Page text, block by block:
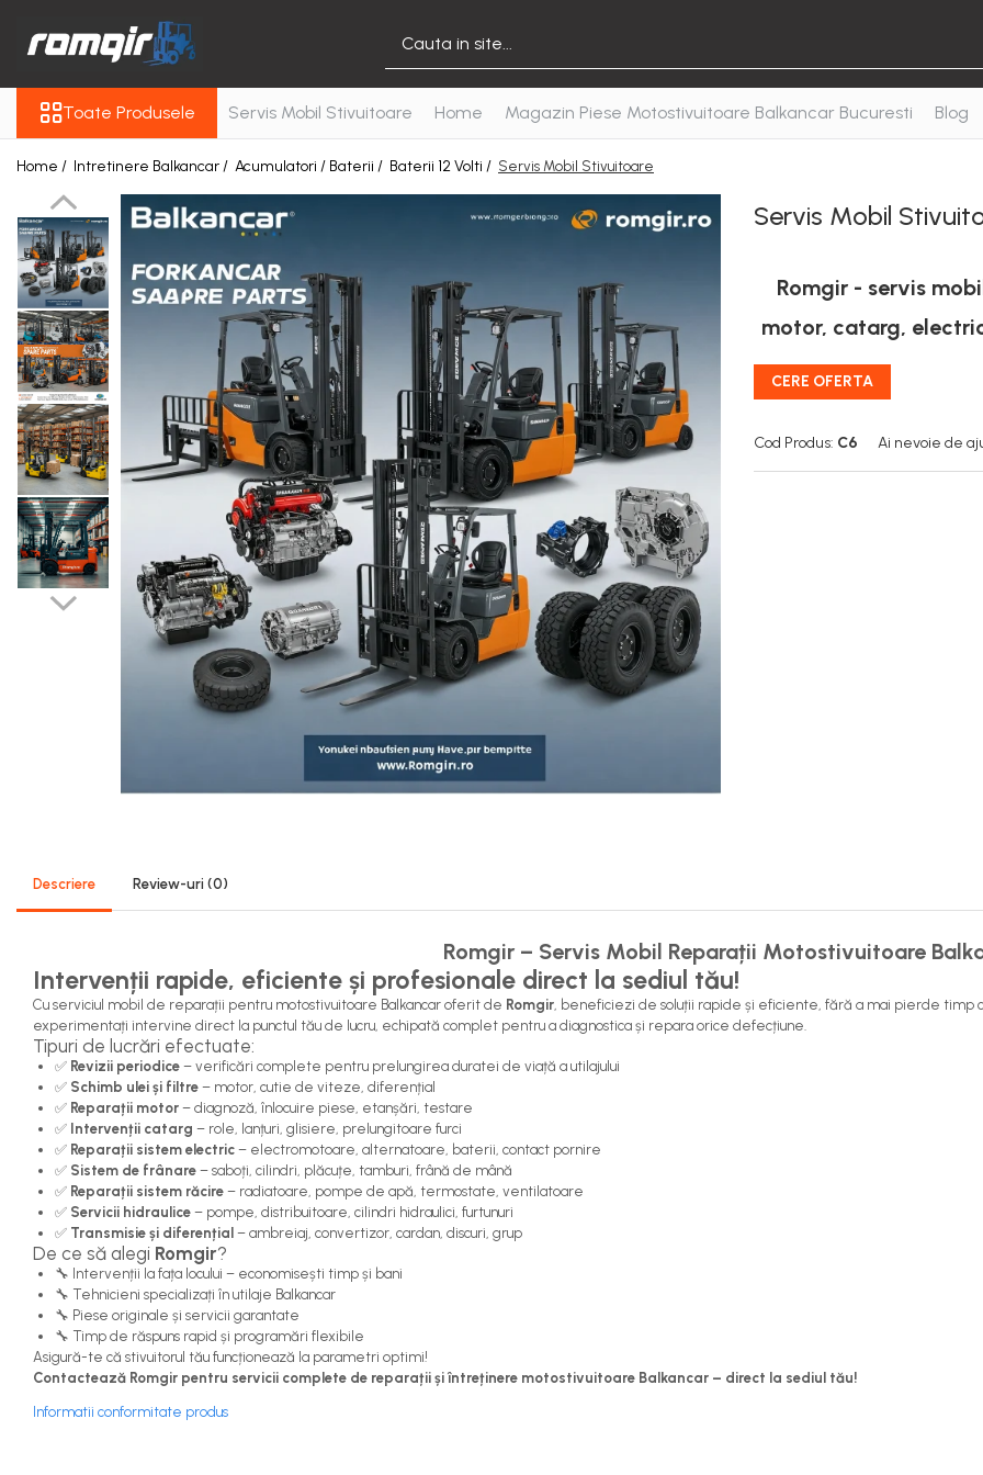
Toate Produsele
Piese Motor
Piese de Schimb Balkancar
Catarg Motostivuitor
Balkancar
Alte Piese Catarg
Role Catarg
Piese Punte Fata
Butuci Balkancar
Piese Grup Diferențial
Piese Punte Față Motostivuitor
Planetare Balkancar
Sistem Alimentare Balkancar
Diverse Piese Alimentare
Duze Injector
Injectoare Balkancar
Transmisie Balkancar
Capete de Bară Motostivuitor
Caseta Directie
Cilindrii Directie
Fuzete Stivuitor
Piese Directie Stivuitoare
Pivoți Direcție
Sistem Electric
Alternatoare Motostivuitor
Bujii Motostivuitoare
Contact Pornire
Electromotoare Stivuitor
Lampi Faruri si Proiectoare
Piese Electrice Motostivuitor
Sistem Franare
Cilindrii Frana
Toate Produsele Servis Mobil Stivuitoare Home Magazin Piese Motostivuitoare Balkancar Bucuresti Blog
Home / Intretinere Balkancar / Acumulatori / Baterii / Baterii 12 Volti / Servis Mobil Stivuitoare
Servis Mobil
Romgir - servis
motor, catarg,
CERE OFERTA
Cod Produs: C6 Ai nevoie de
Descriere Review-uri (0)
Romgir – Servis Mobil Reparații Motostivuitoare
Intervenții rapide, eficiente și profesionale direct la sediul tău!
Cu serviciul mobil de reparații pentru motostivuitoare Balkancar oferit de Romgir, beneficiezi de soluții rapide și eficiente, fără a mai pierde timp
experimentați intervine direct la punctul tău de lucru, echipată complet pentru a diagnostica și repara orice defecțiune.
Tipuri de lucrări efectuate:
✅ Revizii periodice – verificări complete pentru prelungirea duratei de viață a utilajului
✅ Schimb ulei și filtre – motor, cutie de viteze, diferențial
✅ Reparații motor – diagnoză, înlocuire piese, etanșări, testare
✅ Intervenții catarg – role, lanțuri, glisiere, prelungitoare furci
✅ Reparații sistem electric – electromotoare, alternatoare, baterii, contact pornire
✅ Sistem de frânare – saboți, cilindri, plăcuțe, tamburi, frână de mână
✅ Reparații sistem răcire – radiatoare, pompe de apă, termostate, ventilatoare
✅ Servicii hidraulice – pompe, distribuitoare, cilindri hidraulici, furtunuri
✅ Transmisie și diferențial – ambreiaj, convertizor, cardan, discuri, grup
De ce să alegi Romgir?
🔧 Intervenții la fața locului – economisești timp și bani
🔧 Tehnicieni specializați în utilaje Balkancar
🔧 Piese originale și servicii garantate
🔧 Timp de răspuns rapid și programări flexibile
Asigură-te că stivuitorul tău funcționează la parametri optimi!
Contactează Romgir pentru servicii complete de reparații și întreținere motostivuitoare Balkancar – direct la sediul tău!
Informatii conformitate produs